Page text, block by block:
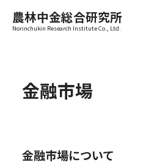
農林中金総合研究所
Norinchukin Research Institute Co., Ltd.
金融市場
金融市場について